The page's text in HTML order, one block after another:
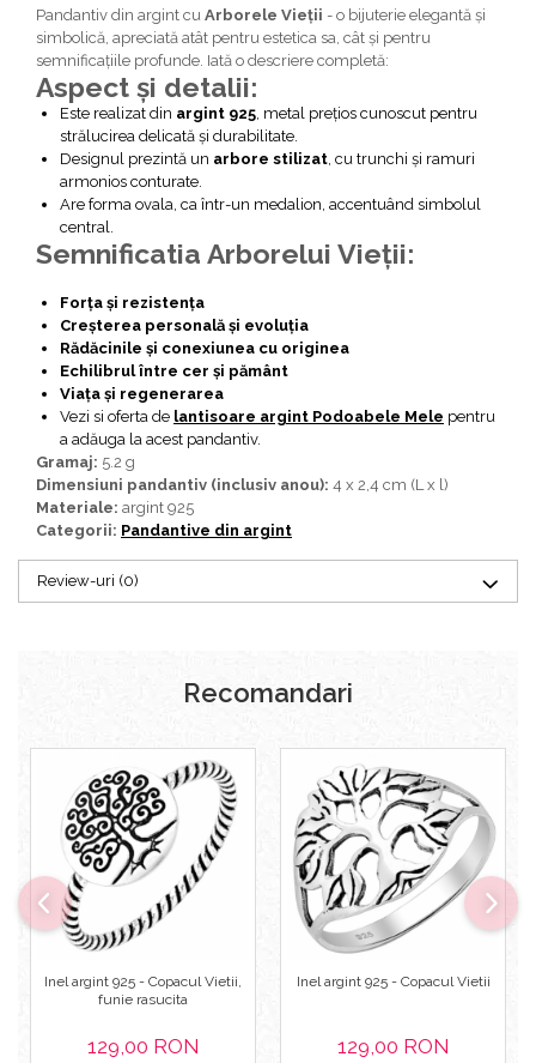
Bijuterii topaz
Bijuterii turcoaz
Bijuterii turmaline
Bijuterii morganit
Pandantiv din argint cu Arborele Vieții - o bijuterie elegantă și
simbolică, apreciată atât pentru estetica sa, cât și pentru
semnificațiile profunde. Iată o descriere completă:
Aspect și detalii:
Este realizat din argint 925 , metal prețios cunoscut pentru
strălucirea delicată și durabilitate.
Designul prezintă un arbore stilizat , cu trunchi și ramuri
armonios conturate.
Are forma ovala, ca într-un medalion, accentuând simbolul
central.
Semnificatia Arborelui Vieții:
Forța și rezistența
Creșterea personală și evoluția
Rădăcinile și conexiunea cu originea
Echilibrul între cer și pământ
Viața și regenerarea
Vezi si oferta de lantisoare argint Podoabele Mele pentru
a adăuga la acest pandantiv.
Gramaj: 5.2 g
Dimensiuni pandantiv (inclusiv anou): 4 x 2,4 cm (L x l)
Materiale: argint 925
Categorii: Pandantive din argint
Review-uri (0)
Recomandari
Inel argint 925 - Copacul Vietii,
funie rasucita
129,00 RON
Inel argint 925 - Copacul Vietii
129,00 RON